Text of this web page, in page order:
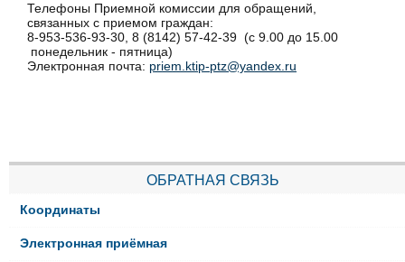
Телефоны Приемной комиссии для обращений,
связанных с приемом граждан:
8-953-536-93-30, 8 (8142) 57-42-39 (с 9.00 до 15.00
понедельник - пятница)
Электронная почта: priem.ktip-ptz@yandex.ru
ОБРАТНАЯ СВЯЗЬ
Координаты
Электронная приёмная